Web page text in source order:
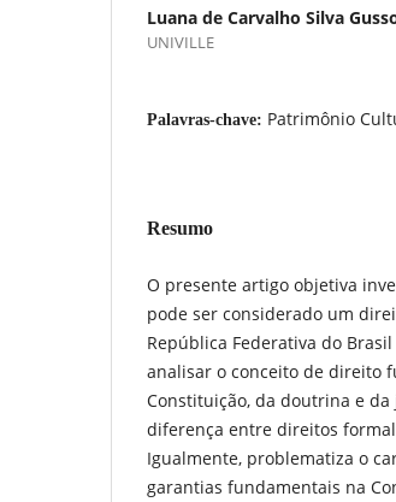
Luana de Carvalho Silva
UNIVILLE
Palavras-chave: Patrimônio
Resumo
O presente artigo objetiva
pode ser considerado um
República Federativa do
analisar o conceito de direito
Constituição, da doutrina e
diferença entre direitos
Igualmente, problematiza o
garantias fundamentais na